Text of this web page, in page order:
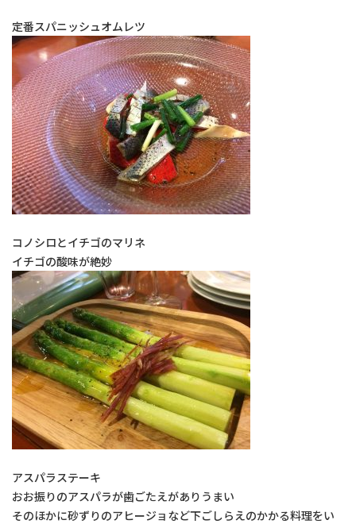
定番スパニッシュオムレツ
コノシロとイチゴのマリネ
イチゴの酸味が絶妙
アスパラステーキ
おお振りのアスパラが歯ごたえがありうまい
そのほかに砂ずりのアヒージョなど下ごしらえのかかる料理をい